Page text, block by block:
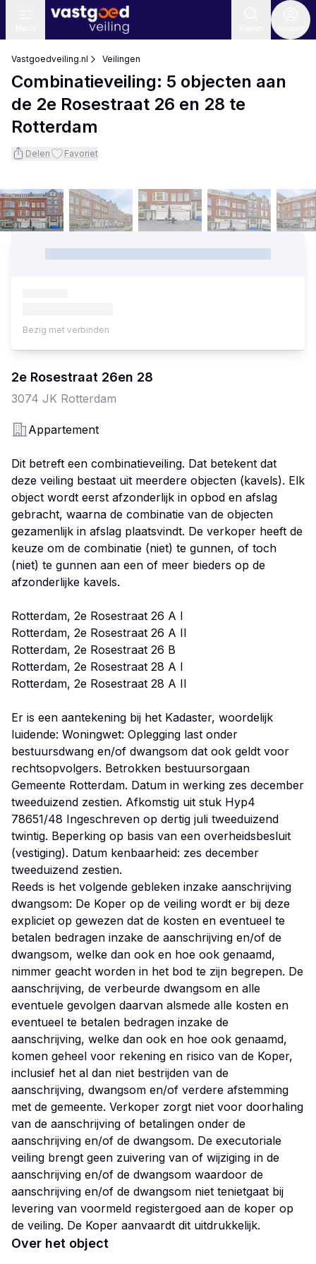
Vastgoedveiling.nl Veilingen
Combinatieveiling: 5 objecten aan
de 2e Rosestraat 26 en 28 te
Rotterdam
Delen Favoriet
2e Rosestraat 26en 28
3074 JK Rotterdam
Appartement
Dit betreft een combinatieveiling. Dat betekent dat
deze veiling bestaat uit meerdere objecten (kavels). Elk
object wordt eerst afzonderlijk in opbod en afslag
gebracht, waarna de combinatie van de objecten
gezamenlijk in afslag plaatsvindt. De verkoper heeft de
keuze om de combinatie (niet) te gunnen, of toch
(niet) te gunnen aan een of meer bieders op de
afzonderlijke kavels.
Rotterdam, 2e Rosestraat 26 A I
Rotterdam, 2e Rosestraat 26 A II
Rotterdam, 2e Rosestraat 26 B
Rotterdam, 2e Rosestraat 28 A I
Rotterdam, 2e Rosestraat 28 A II
Er is een aantekening bij het Kadaster, woordelijk
luidende: Woningwet: Oplegging last onder
bestuursdwang en/of dwangsom dat ook geldt voor
rechtsopvolgers. Betrokken bestuursorgaan
Gemeente Rotterdam. Datum in werking zes december
tweeduizend zestien. Afkomstig uit stuk Hyp4
78651/48 Ingeschreven op dertig juli tweeduizend
twintig. Beperking op basis van een overheidsbesluit
(vestiging). Datum kenbaarheid: zes december
tweeduizend zestien.
Reeds is het volgende gebleken inzake aanschrijving
dwangsom: De Koper op de veiling wordt er bij deze
expliciet op gewezen dat de kosten en eventueel te
betalen bedragen inzake de aanschrijving en/of de
dwangsom, welke dan ook en hoe ook genaamd,
nimmer geacht worden in het bod te zijn begrepen. De
aanschrijving, de verbeurde dwangsom en alle
eventuele gevolgen daarvan alsmede alle kosten en
eventueel te betalen bedragen inzake de
aanschrijving, welke dan ook en hoe ook genaamd,
komen geheel voor rekening en risico van de Koper,
inclusief het al dan niet bestrijden van de
aanschrijving, dwangsom en/of verdere afstemming
met de gemeente. Verkoper zorgt niet voor doorhaling
van de aanschrijving of betalingen onder de
aanschrijving en/of de dwangsom. De executoriale
veiling brengt geen zuivering van of wijziging in de
aanschrijving en/of de dwangsom waardoor de
aanschrijving en/of de dwangsom niet tenietgaat bij
levering van voormeld registergoed aan de koper op
Over het object
Bezig met verbinden